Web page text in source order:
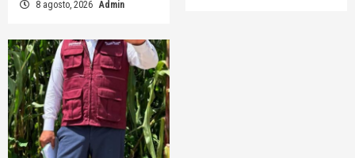
8 agosto, 2026 Admin